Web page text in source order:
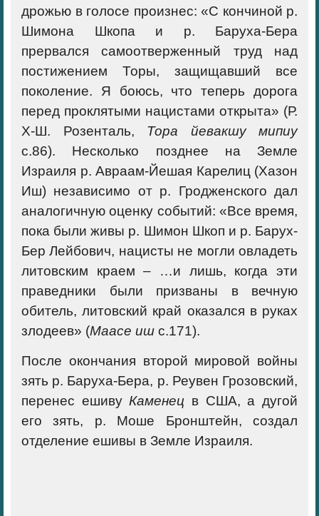
дрожью в голосе произнес: «С кончиной р.
Шимона Шкопа и р. Баруха-Бера
прервался самоотверженный труд над
постижением Торы, защищавший все
поколение. Я боюсь, что теперь дорога
перед проклятыми нацистами открыта» (Р.
Х-Ш. Розенталь, Тора йевакшу мипиу
с.86). Несколько позднее на Земле
Израиля р. Авраам-Йешая Карелиц (Хазон
Иш) независимо от р. Гродженского дал
аналогичную оценку событий: «Все время,
пока были живы р. Шимон Шкоп и р. Барух-
Бер Лейбович, нацисты не могли овладеть
литовским краем – …и лишь, когда эти
праведники были призваны в вечную
обитель, литовский край оказался в руках
злодеев» (Маасе иш с.171).
После окончания второй мировой войны
зять р. Баруха-Бера, р. Реувен Грозовский,
перенес ешивуКаменец в США, а дугой
его зять, р. Моше Бронштейн, создал
отделение ешивы в Земле Израиля.